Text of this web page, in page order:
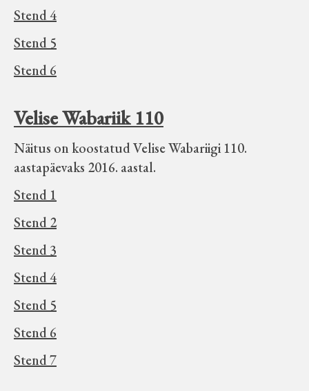
Märjamaa ümbruse valdade
elanike nimekirjad seisuga
15.12.1938
Virtuaalnäitused
Otsi
Tagasiside
Stend 4
Stend 5
Stend 6
Velise Wabariik 110
Näitus on koostatud Velise Wabariigi 110.
aastapäevaks 2016. aastal.
Stend 1
Stend 2
Stend 3
Stend 4
Stend 5
Stend 6
Stend 7